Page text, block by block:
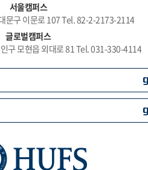
서울캠퍼스
문구 이문로 107 Tel. 82-2-2173-2114
글로벌캠퍼스
구 모현읍 외대로 81 Tel. 031-330-4114